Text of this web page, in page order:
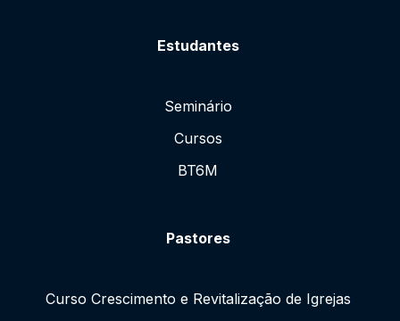
Estudantes
Seminário
Cursos
BT6M
Pastores
Curso Crescimento e Revitalização de Igrejas